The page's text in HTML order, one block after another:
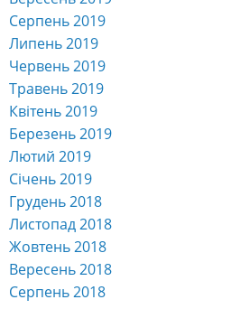
ПРОГРАМИ ПОДВІЙНИХ ДИПЛОМІВ
СПЕЦІАЛЬНОСТІ ОНЕУ
ЦЕНТР ПІДВИЩЕННЯ ЯКОСТІ ОСВІТИ
ПРОФСПІЛКОВА ОРГАНІЗАЦІЯ СТУДЕНТІВ
ВІДДІЛ КАДРІВ
EDUCATION.UA — ОСВІТА В УКРАЇНІ
ДИСТАНЦІЙНЕ НАВЧАННЯ